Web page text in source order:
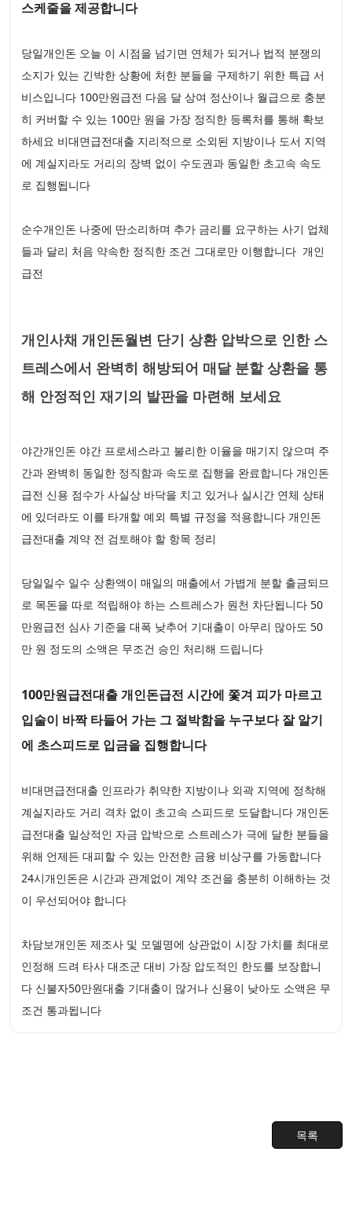
스케줄을 제공합니다
당일개인돈 오늘 이 시점을 넘기면 연체가 되거나 법적 분쟁의
소지가 있는 긴박한 상황에 처한 분들을 구제하기 위한 특급 서
비스입니다 100만원급전 다음 달 상여 정산이나 월급으로 충분
히 커버할 수 있는 100만 원을 가장 정직한 등록처를 통해 확보
하세요 비대면급전대출 지리적으로 소외된 지방이나 도서 지역
에 계실지라도 거리의 장벽 없이 수도권과 동일한 초고속 속도
로 집행됩니다
순수개인돈 나중에 딴소리하며 추가 금리를 요구하는 사기 업체
들과 달리 처음 약속한 정직한 조건 그대로만 이행합니다 개인
급전
개인사채 개인돈월변 단기 상환 압박으로 인한 스
트레스에서 완벽히 해방되어 매달 분할 상환을 통
해 안정적인 재기의 발판을 마련해 보세요
야간개인돈 야간 프로세스라고 불리한 이율을 매기지 않으며 주
간과 완벽히 동일한 정직함과 속도로 집행을 완료합니다 개인돈
급전 신용 점수가 사실상 바닥을 치고 있거나 실시간 연체 상태
에 있더라도 이를 타개할 예외 특별 규정을 적용합니다 개인돈
급전대출 계약 전 검토해야 할 항목 정리
당일일수 일수 상환액이 매일의 매출에서 가볍게 분할 출금되므
로 목돈을 따로 적립해야 하는 스트레스가 원천 차단됩니다 50
만원급전 심사 기준을 대폭 낮추어 기대출이 아무리 많아도 50
만 원 정도의 소액은 무조건 승인 처리해 드립니다
100만원급전대출 개인돈급전 시간에 쫓겨 피가 마르고
입술이 바짝 타들어 가는 그 절박함을 누구보다 잘 알기
에 초스피드로 입금을 집행합니다
비대면급전대출 인프라가 취약한 지방이나 외곽 지역에 정착해
계실지라도 거리 격차 없이 초고속 스피드로 도달합니다 개인돈
급전대출 일상적인 자금 압박으로 스트레스가 극에 달한 분들을
위해 언제든 대피할 수 있는 안전한 금융 비상구를 가동합니다
24시개인돈은 시간과 관계없이 계약 조건을 충분히 이해하는 것
이 우선되어야 합니다
차담보개인돈 제조사 및 모델명에 상관없이 시장 가치를 최대로
인정해 드려 타사 대조군 대비 가장 압도적인 한도를 보장합니
다 신불자50만원대출 기대출이 많거나 신용이 낮아도 소액은 무
조건 통과됩니다
목록